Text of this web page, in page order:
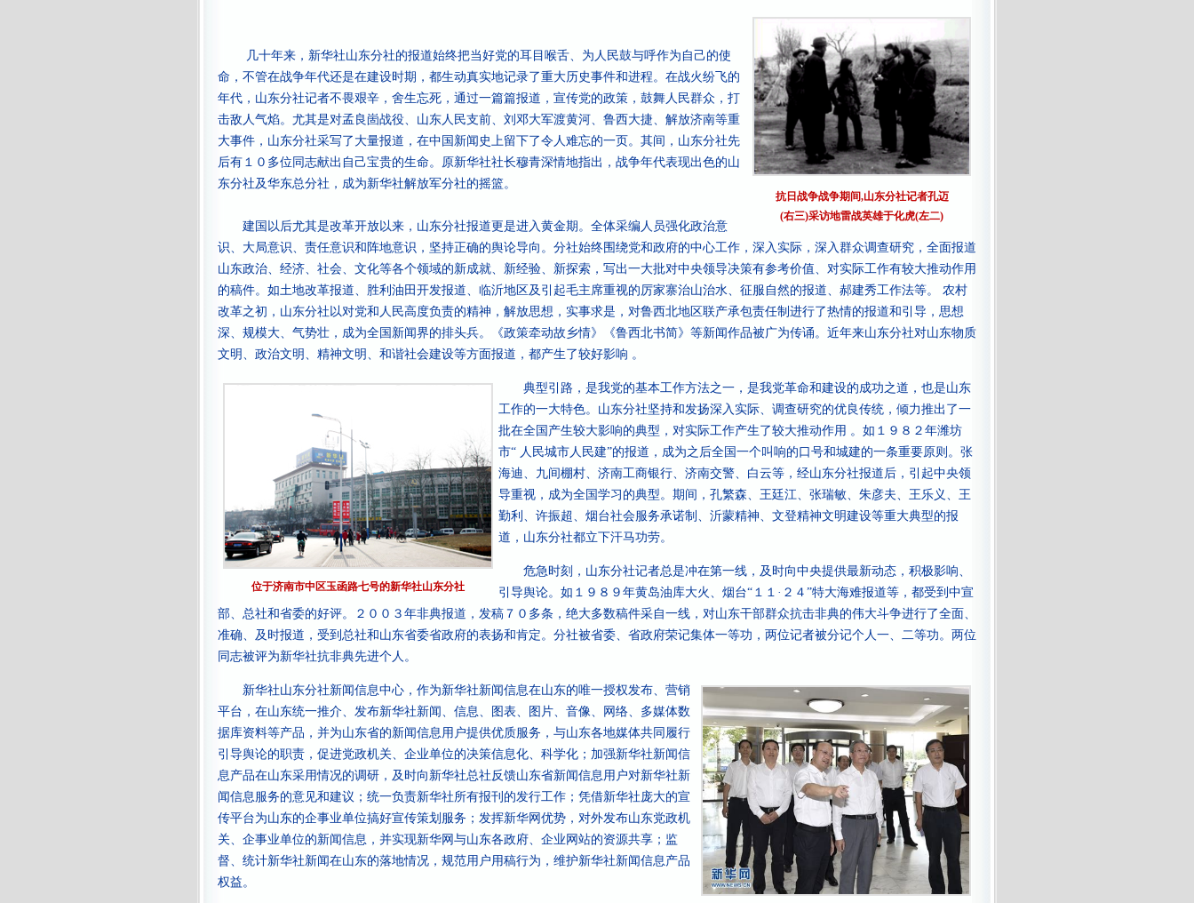
抗日战争战争期间,山东分社记者孔迈
(右三)采访地雷战英雄于化虎(左二)
几十年来，新华社山东分社的报道始终把当好党的耳目喉舌、为人民鼓与呼作为自己的使
命，不管在战争年代还是在建设时期，都生动真实地记录了重大历史事件和进程。在战火纷飞的
年代，山东分社记者不畏艰辛，舍生忘死，通过一篇篇报道，宣传党的政策，鼓舞人民群众，打
击敌人气焰。尤其是对孟良崮战役、山东人民支前、刘邓大军渡黄河、鲁西大捷、解放济南等重
大事件，山东分社采写了大量报道，在中国新闻史上留下了令人难忘的一页。其间，山东分社先
后有１０多位同志献出自己宝贵的生命。原新华社社长穆青深情地指出，战争年代表现出色的山
东分社及华东总分社，成为新华社解放军分社的摇篮。
建国以后尤其是改革开放以来，山东分社报道更是进入黄金期。全体采编人员强化政治意
识、大局意识、责任意识和阵地意识，坚持正确的舆论导向。分社始终围绕党和政府的中心工作，深入实际，深入群众调查研究，全面报道
山东政治、经济、社会、文化等各个领域的新成就、新经验、新探索，写出一大批对中央领导决策有参考价值、对实际工作有较大推动作用
的稿件。如土地改革报道、胜利油田开发报道、临沂地区及引起毛主席重视的厉家寨治山治水、征服自然的报道、郝建秀工作法等。 农村
改革之初，山东分社以对党和人民高度负责的精神，解放思想，实事求是，对鲁西北地区联产承包责任制进行了热情的报道和引导，思想
深、规模大、气势壮，成为全国新闻界的排头兵。《政策牵动故乡情》《鲁西北书简》等新闻作品被广为传诵。近年来山东分社对山东物质
文明、政治文明、精神文明、和谐社会建设等方面报道，都产生了较好影响 。
位于济南市中区玉函路七号的新华社山东分社
典型引路，是我党的基本工作方法之一，是我党革命和建设的成功之道，也是山东
工作的一大特色。山东分社坚持和发扬深入实际、调查研究的优良传统，倾力推出了一
批在全国产生较大影响的典型，对实际工作产生了较大推动作用 。如１９８２年潍坊
市“ 人民城市人民建”的报道，成为之后全国一个叫响的口号和城建的一条重要原则。张
海迪、九间棚村、济南工商银行、济南交警、白云等，经山东分社报道后，引起中央领
导重视，成为全国学习的典型。期间，孔繁森、王廷江、张瑞敏、朱彦夫、王乐义、王
勤利、许振超、烟台社会服务承诺制、沂蒙精神、文登精神文明建设等重大典型的报
道，山东分社都立下汗马功劳。
危急时刻，山东分社记者总是冲在第一线，及时向中央提供最新动态，积极影响、
引导舆论。如１９８９年黄岛油库大火、烟台“１１·２４”特大海难报道等，都受到中宣
部、总社和省委的好评。２００３年非典报道，发稿７０多条，绝大多数稿件采自一线，对山东干部群众抗击非典的伟大斗争进行了全面、
准确、及时报道，受到总社和山东省委省政府的表扬和肯定。分社被省委、省政府荣记集体一等功，两位记者被分记个人一、二等功。两位
同志被评为新华社抗非典先进个人。
新华社山东分社新闻信息中心，作为新华社新闻信息在山东的唯一授权发布、营销
平台，在山东统一推介、发布新华社新闻、信息、图表、图片、音像、网络、多媒体数
据库资料等产品，并为山东省的新闻信息用户提供优质服务，与山东各地媒体共同履行
引导舆论的职责，促进党政机关、企业单位的决策信息化、科学化；加强新华社新闻信
息产品在山东采用情况的调研，及时向新华社总社反馈山东省新闻信息用户对新华社新
闻信息服务的意见和建议；统一负责新华社所有报刊的发行工作；凭借新华社庞大的宣
传平台为山东的企事业单位搞好宣传策划服务；发挥新华网优势，对外发布山东党政机
关、企事业单位的新闻信息，并实现新华网与山东各政府、企业网站的资源共享；监
督、统计新华社新闻在山东的落地情况，规范用户用稿行为，维护新华社新闻信息产品
权益。